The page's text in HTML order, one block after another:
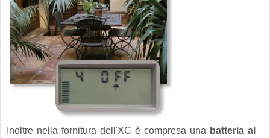
Inoltre nella fornitura dell'XC è compresa una batteria al